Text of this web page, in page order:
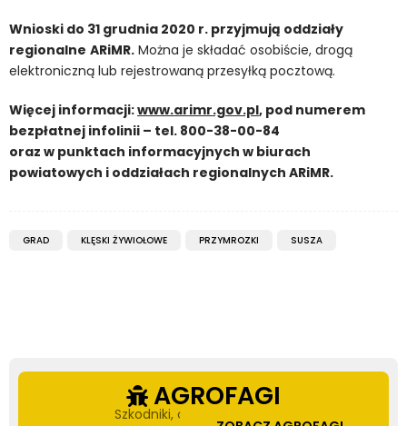
Wnioski do 31 grudnia 2020 r. przyjmują oddziały
regionalne ARiMR. Można je składać osobiście, drogą
elektroniczną lub rejestrowaną przesyłką pocztową.
Więcej informacji:www.arimr.gov.pl, pod numerem
bezpłatnej infolinii – tel. 800-38-00-84
oraz w punktach informacyjnych w biurach
powiatowych i oddziałach regionalnych ARiMR.
GRAD KLĘSKI ŻYWIOŁOWE PRZYMROZKI SUSZA
AGROFAGI
Szkodniki, choroby i chwasty